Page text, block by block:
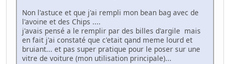
Non l'astuce et que j'ai rempli mon bean bag avec de
l'avoine et des Chips ....
j'avais pensé a le remplir par des billes d'argile mais
en fait j'ai constaté que c'etait qand meme lourd et
bruiant... et pas super pratique pour le poser sur une
vitre de voiture (mon utilisation principale)...